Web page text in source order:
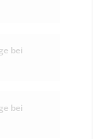
bei
bei